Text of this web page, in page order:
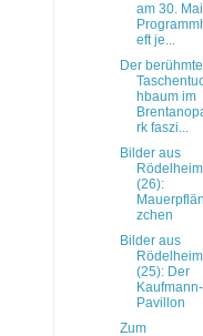
am 30.
eft je...
Der berühmte
hbaum im
rk faszi...
Bilder aus
Rödelheim
(26):
Mauerpflän
zchen
Bilder aus
Rödelheim
(25): Der
Kaufmann-
Pavillon
Zum